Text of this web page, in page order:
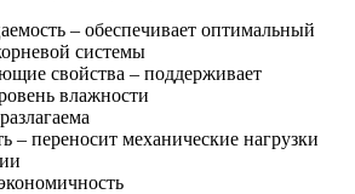
– обеспечивает оптимальный
системы
свойства – поддерживает
влажности
– переносит механические нагрузки